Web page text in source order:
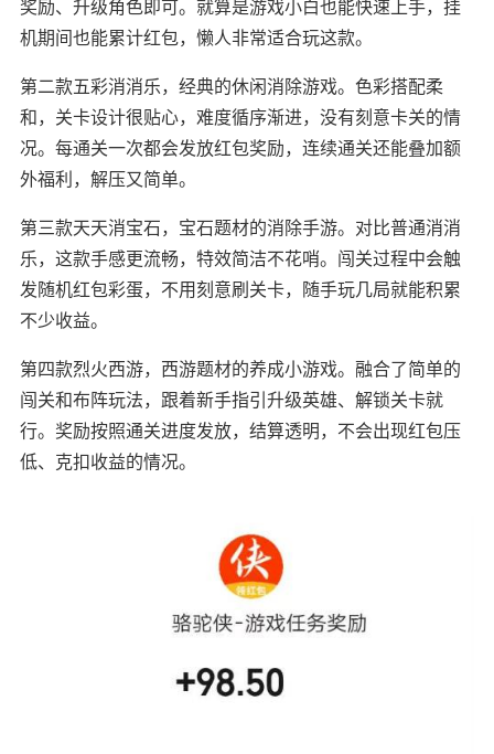
奖励、升级角色即可。就算是游戏小白也能快速上手，挂
机期间也能累计红包，懒人非常适合玩这款。
第二款五彩消消乐，经典的休闲消除游戏。色彩搭配柔
和，关卡设计很贴心，难度循序渐进，没有刻意卡关的情
况。每通关一次都会发放红包奖励，连续通关还能叠加额
外福利，解压又简单。
第三款天天消宝石，宝石题材的消除手游。对比普通消消
乐，这款手感更流畅，特效简洁不花哨。闯关过程中会触
发随机红包彩蛋，不用刻意刷关卡，随手玩几局就能积累
不少收益。
第四款烈火西游，西游题材的养成小游戏。融合了简单的
闯关和布阵玩法，跟着新手指引升级英雄、解锁关卡就
行。奖励按照通关进度发放，结算透明，不会出现红包压
低、克扣收益的情况。